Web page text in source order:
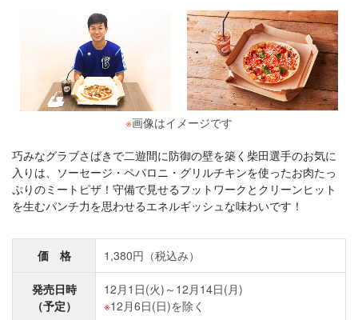
※画像はイメージです
巧みなグラブさばきで二遊間に防御の壁を築く柴田選手のお気に
入りは、ソーセージ・ペパロニ・グリルチキンを使ったお肉たっ
ぷりのミートピザ！守備で見せるフットワークとクリーンヒット
を生むパンチ力を思わせるエネルギッシュな味わいです！
価 格 1,380円（税込み）
発売日時
（予定）
12月1日(火)～12月14日(月)
12月6日(日)を除く